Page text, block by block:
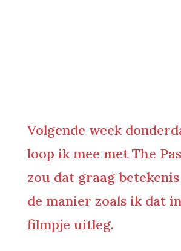
Volgende week
loop ik mee met The
zou dat graag
de manier zoals ik dat
filmpje uitleg.